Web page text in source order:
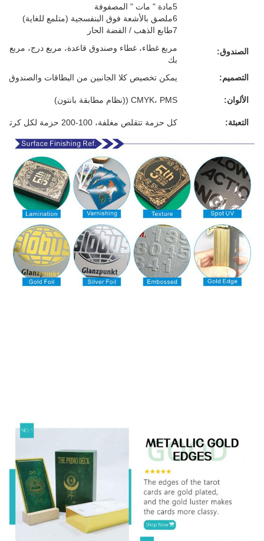
5مادة " مات " المصفوفة
6ملصق بالأشعة فوق البنفسجية (متلمع للغاية)
7طابع الذهب / الفضة الحار
الصندوق:
مربع غطاء، غطاء وصندوق قاعدة، مربع درج،
بك
التصميم:
يمكن تخصيص كلا الجانبين من البطاقات والصندوق
الألوان: CMYK، PMS ((نظام مطابقة بانتون)
التعبئة: كل حزمة تتقلص مغلفة، 100-200 حزمة لكل كرتون